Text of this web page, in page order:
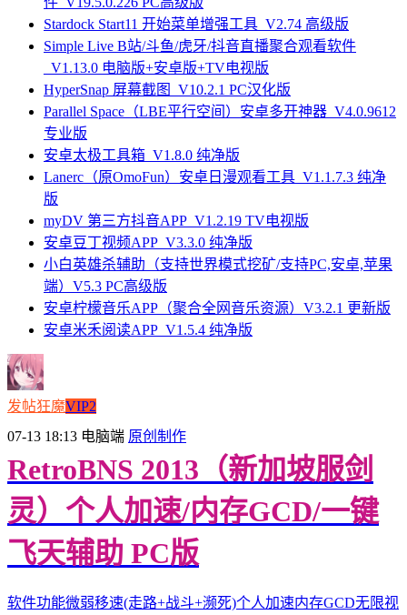
Stardock Start11 开始菜单增强工具_V2.74 高级版
Simple Live B站/斗鱼/虎牙/抖音直播聚合观看软件
_V1.13.0 电脑版+安卓版+TV电视版
HyperSnap 屏幕截图_V10.2.1 PC汉化版
Parallel Space（LBE平行空间）安卓多开神器_V4.0.9612
专业版
安卓太极工具箱_V1.8.0 纯净版
Lanerc（原OmoFun）安卓日漫观看工具_V1.1.7.3 纯净
版
myDV 第三方抖音APP_V1.2.19 TV电视版
安卓豆丁视频APP_V3.3.0 纯净版
小白英雄杀辅助（支持世界模式挖矿/支持PC,安卓,苹果
端）V5.3 PC高级版
安卓柠檬音乐APP（聚合全网音乐资源）V3.2.1 更新版
安卓米禾阅读APP_V1.5.4 纯净版
发帖狂魔VIP2
07-13 18:13 电脑端 原创制作
RetroBNS 2013（新加坡服剑
灵）个人加速/内存GCD/一键
飞天辅助 PC版
软件功能微弱移速(走路+战斗+濒死)个人加速内存GCD无限视